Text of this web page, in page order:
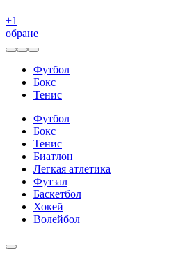
+1
обране
Футбол
Бокс
Тенис
Футбол
Бокс
Тенис
Биатлон
Легкая атлетика
Футзал
Баскетбол
Хокей
Волейбол